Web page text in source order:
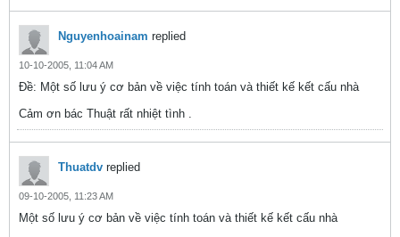
Nguyenhoainam replied
10-10-2005, 11:04 AM
Ðề: Một số lưu ý cơ bản về việc tính toán và thiết kế kết cấu nhà
Cảm ơn bác Thuật rất nhiệt tình .
Thuatdv replied
09-10-2005, 11:23 AM
Một số lưu ý cơ bản về việc tính toán và thiết kế kết cấu nhà